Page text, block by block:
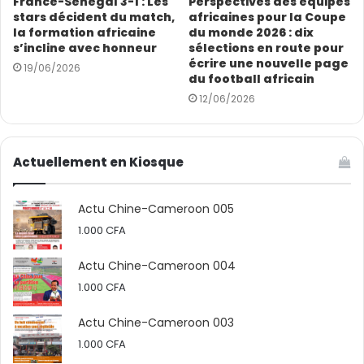
politique du Cameroun.
Le cadre qui aura servi de célébration, est le fleuron de
la coopération sino-camerounaise. Il est ouvert à ce
genre d’événement depuis le 12 mai 1982
Lucresse Onana
stars décident du match,
la formation africaine
s’incline avec honneur
19/06/2026
africaines pour la Coupe
du monde 2026 : dix
sélections en route pour
écrire une nouvelle page
du football africain
12/06/2026
Actuellement en Kiosque
Actu Chine-Cameroon 005
1.000 CFA
Actu Chine-Cameroon 004
1.000 CFA
Actu Chine-Cameroon 003
1.000 CFA